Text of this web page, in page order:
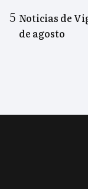
Noticias de
de agosto